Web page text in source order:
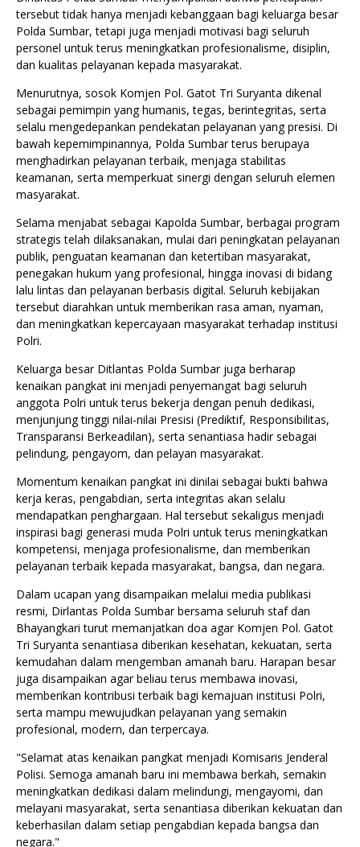
tersebut tidak hanya menjadi kebanggaan bagi keluarga besar
Polda Sumbar, tetapi juga menjadi motivasi bagi seluruh
personel untuk terus meningkatkan profesionalisme, disiplin,
dan kualitas pelayanan kepada masyarakat.
Menurutnya, sosok Komjen Pol. Gatot Tri Suryanta dikenal
sebagai pemimpin yang humanis, tegas, berintegritas, serta
selalu mengedepankan pendekatan pelayanan yang presisi. Di
bawah kepemimpinannya, Polda Sumbar terus berupaya
menghadirkan pelayanan terbaik, menjaga stabilitas
keamanan, serta memperkuat sinergi dengan seluruh elemen
masyarakat.
Selama menjabat sebagai Kapolda Sumbar, berbagai program
strategis telah dilaksanakan, mulai dari peningkatan pelayanan
publik, penguatan keamanan dan ketertiban masyarakat,
penegakan hukum yang profesional, hingga inovasi di bidang
lalu lintas dan pelayanan berbasis digital. Seluruh kebijakan
tersebut diarahkan untuk memberikan rasa aman, nyaman,
dan meningkatkan kepercayaan masyarakat terhadap institusi
Polri.
Keluarga besar Ditlantas Polda Sumbar juga berharap
kenaikan pangkat ini menjadi penyemangat bagi seluruh
anggota Polri untuk terus bekerja dengan penuh dedikasi,
menjunjung tinggi nilai-nilai Presisi (Prediktif, Responsibilitas,
Transparansi Berkeadilan), serta senantiasa hadir sebagai
pelindung, pengayom, dan pelayan masyarakat.
Momentum kenaikan pangkat ini dinilai sebagai bukti bahwa
kerja keras, pengabdian, serta integritas akan selalu
mendapatkan penghargaan. Hal tersebut sekaligus menjadi
inspirasi bagi generasi muda Polri untuk terus meningkatkan
kompetensi, menjaga profesionalisme, dan memberikan
pelayanan terbaik kepada masyarakat, bangsa, dan negara.
Dalam ucapan yang disampaikan melalui media publikasi
resmi, Dirlantas Polda Sumbar bersama seluruh staf dan
Bhayangkari turut memanjatkan doa agar Komjen Pol. Gatot
Tri Suryanta senantiasa diberikan kesehatan, kekuatan, serta
kemudahan dalam mengemban amanah baru. Harapan besar
juga disampaikan agar beliau terus membawa inovasi,
memberikan kontribusi terbaik bagi kemajuan institusi Polri,
serta mampu mewujudkan pelayanan yang semakin
profesional, modern, dan terpercaya.
"Selamat atas kenaikan pangkat menjadi Komisaris Jenderal
Polisi. Semoga amanah baru ini membawa berkah, semakin
meningkatkan dedikasi dalam melindungi, mengayomi, dan
melayani masyarakat, serta senantiasa diberikan kekuatan dan
keberhasilan dalam setiap pengabdian kepada bangsa dan
negara."